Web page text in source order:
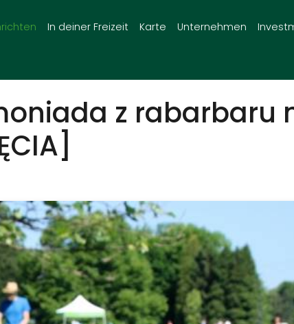
In deiner Freizeit Karte Unternehmen
z rabarbaru